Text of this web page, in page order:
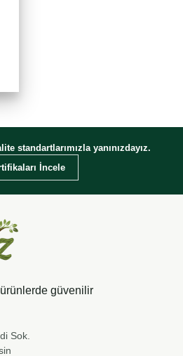
standartlarımızla yanınızdayız.
İncele
güvenilir
Sok.